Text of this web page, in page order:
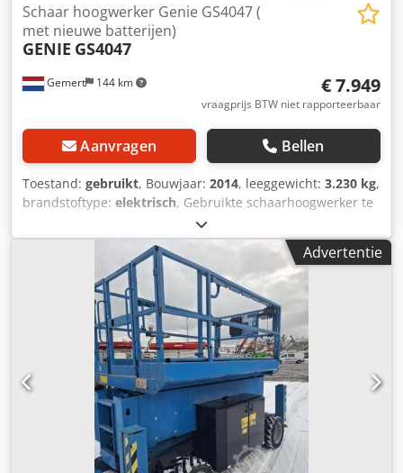
Gemert 144 km
Schaar hoogwerker Genie GS4047 (
met nieuwe batterijen)
GENIE GS4047
€ 7.949
vraagprijs BTW niet rapporteerbaar
Aanvragen Bellen
Toestand: gebruikt, Bouwjaar: 2014, leeggewicht: 3.230 kg,
brandstoftype: elektrisch, Gebruikte schaarhoogwerker te
koop: Gewicht: 3229 kg Hefvermogen: 350 kg Afmetingen:
2,44 x 1,20 meter Platform is 90cm uitschuifbaar Dedpevt A
Swofx Ab Dowa Elektrisch. Prijs: € 7.950 ,- ex BTWAdvertentie